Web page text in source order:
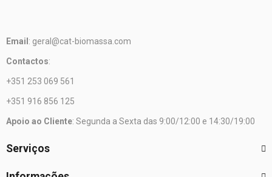
Email : geral@cat-biomassa.com
Contactos:
+351 253 069 561
+351 916 856 125
Apoio ao Cliente: Segunda a Sexta das 9:00/12:00 e 14:30/19:00
Serviços